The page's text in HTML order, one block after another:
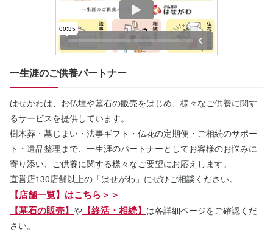
一生涯のご供養パートナー
はせがわは、お仏壇や墓石の販売をはじめ、様々なご供養に関す
るサービスを提供しています。
樹木葬・墓じまい・法事ギフト・仏花の定期便・ご相続のサポー
ト・遺品整理まで、一生涯のパートナーとしてお客様のお悩みに
寄り添い、ご供養に関する様々なご要望にお応えします。
直営店130店舗以上の「はせがわ」にぜひご相談ください。
【店舗一覧】はこちら＞＞
【墓石の販売】 や 【終活・相続】 は各詳細ページをご確認くだ
さい。